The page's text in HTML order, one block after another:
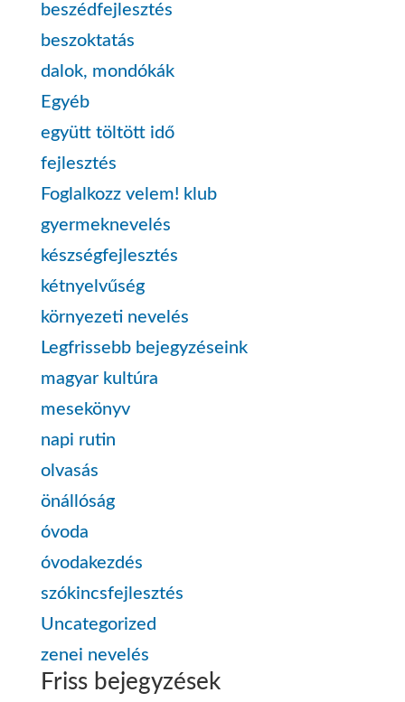
beszédfejlesztés
beszoktatás
dalok, mondókák
Egyéb
együtt töltött idő
fejlesztés
Foglalkozz velem! klub
gyermeknevelés
készségfejlesztés
kétnyelvűség
környezeti nevelés
Legfrissebb bejegyzéseink
magyar kultúra
mesekönyv
napi rutin
olvasás
önállóság
óvoda
óvodakezdés
szókincsfejlesztés
Uncategorized
zenei nevelés
Friss bejegyzések